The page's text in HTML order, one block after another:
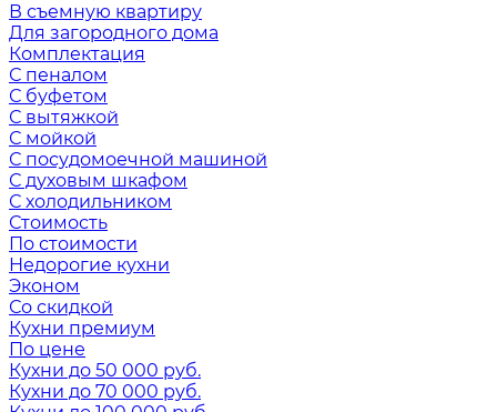
В съемную квартиру
Для загородного дома
Комплектация
С пеналом
С буфетом
С вытяжкой
С мойкой
С посудомоечной машиной
С духовым шкафом
С холодильником
Стоимость
По стоимости
Недорогие кухни
Эконом
Со скидкой
Кухни премиум
По цене
Кухни до 50 000 руб.
Кухни до 70 000 руб.